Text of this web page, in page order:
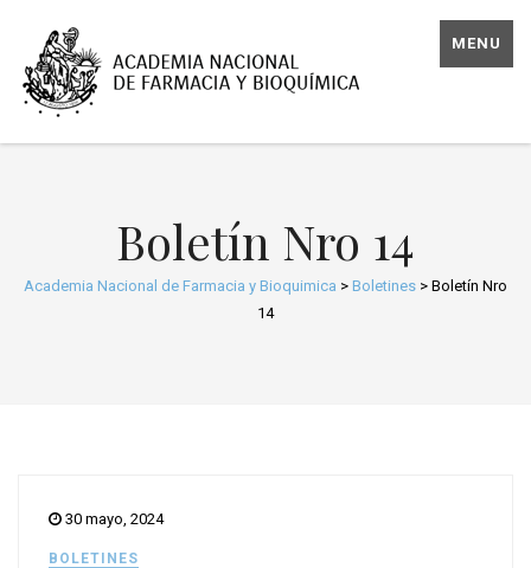
MENU
Boletín Nro 14
Academia Nacional de Farmacia y Bioquimica > Boletines > Boletín Nro
14
30 mayo, 2024
BOLETINES